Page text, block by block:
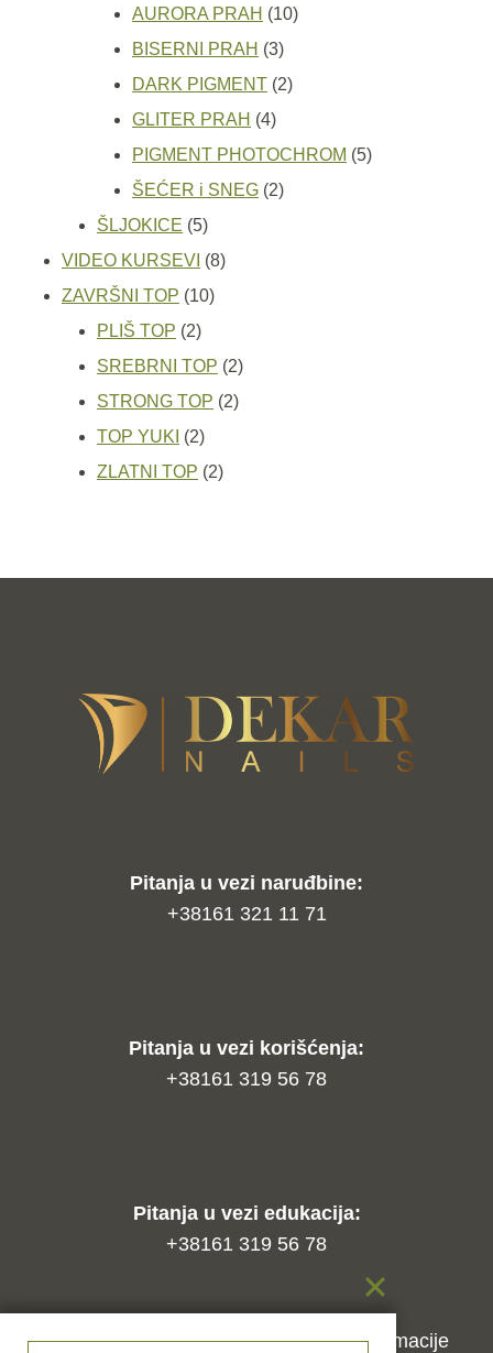
AURORA PRAH 1010
BISERNI PRAH 33
proizvoda
DARK PIGMENT 22
GLITER PRAH 44
proizvoda
PIGMENT PHOTOCHROM 55
ŠEĆER i SNEG 22
ŠLJOKICE 55
proizvoda
VIDEO KURSEVI 88
ZAVRŠNI TOP 1010
PLIŠ TOP 22
proizvoda
SREBRNI TOP 22
proizvoda
STRONG TOP 22
TOP YUKI 22
proizvoda
ZLATNI TOP 22
Pitanja u vezi naruđbine:
+38161 321 11 71
Pitanja u vezi korišćenja:
+38161 319 56 78
Pitanja u vezi edukacija:
+38161 319 56 78
Kako naručiti? Način isporuke Reklamacije